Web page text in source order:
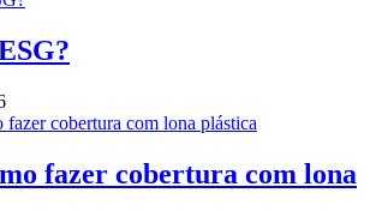
fazer cobertura com lona